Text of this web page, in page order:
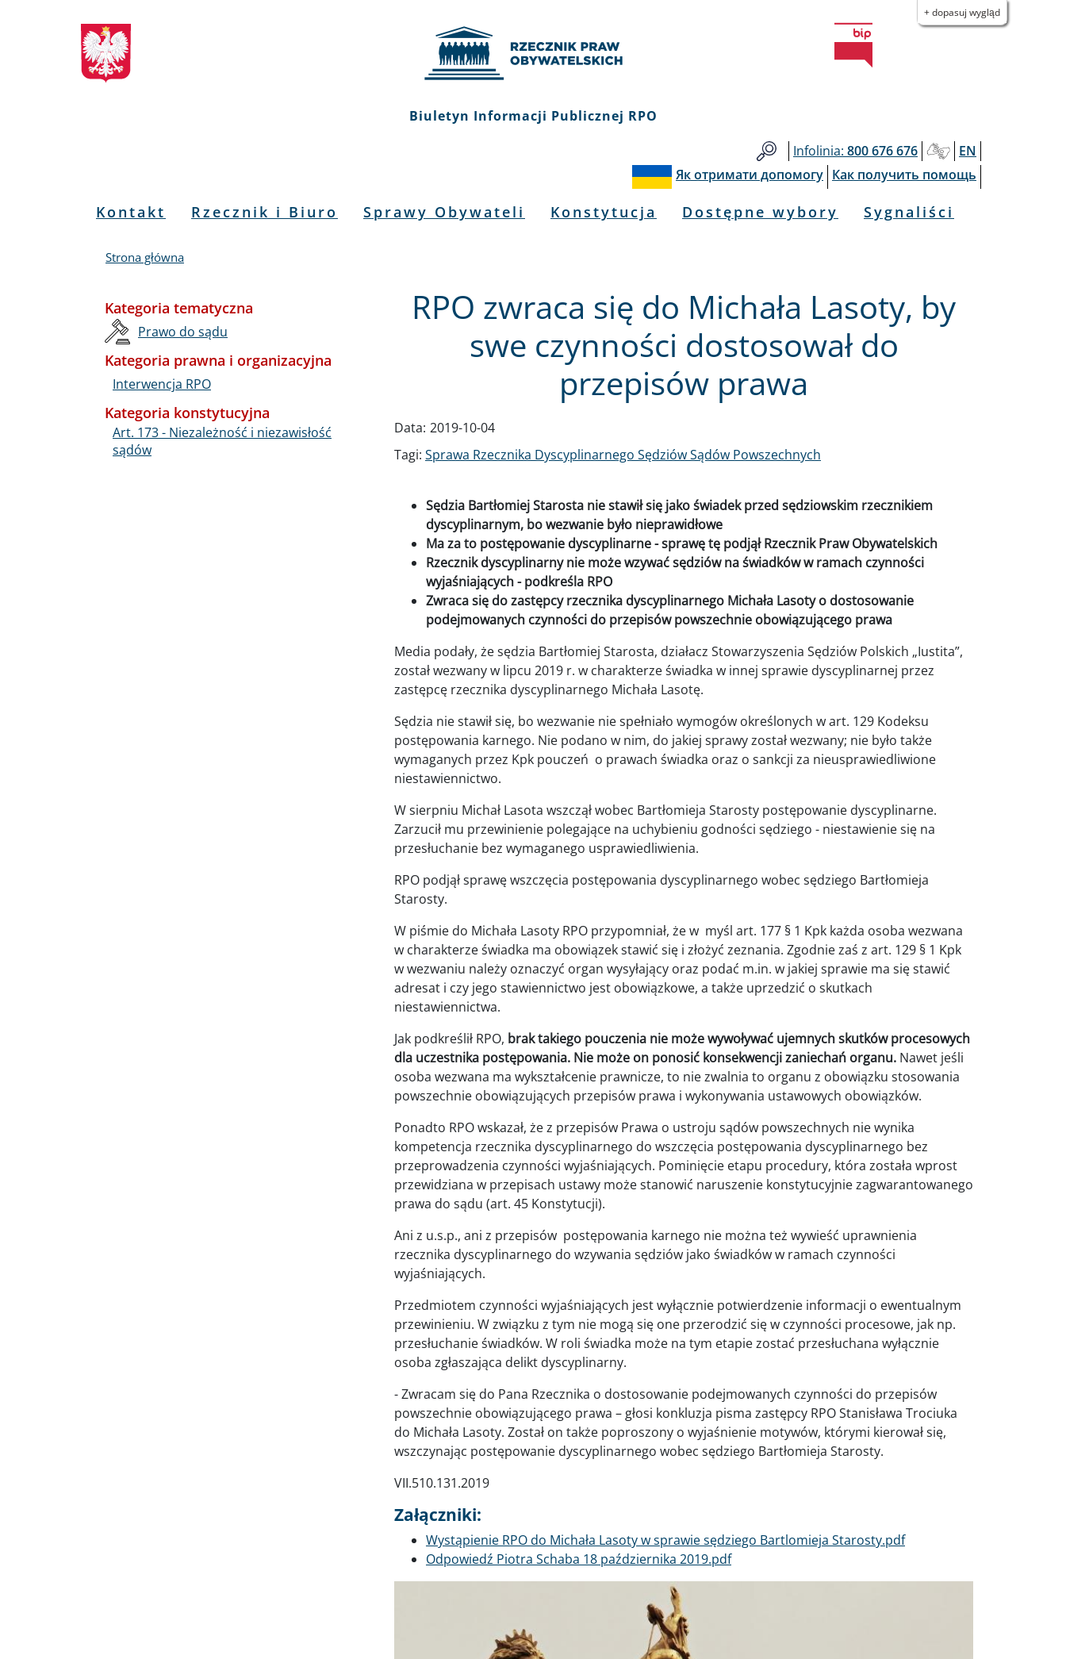
Biuletyn
Informacji
Publicznej
+ dopasuj wygląd
Biuletyn Informacji Publicznej RPO
Infolinia: 800 676 676
EN
Як отримати допомогу Как получить помощь
Menu
Kontakt Rzecznik i Biuro Sprawy Obywateli Konstytucja Dostępne wybory Sygnaliści
Strona główna
RPO zwraca się do Michała Lasoty, by
swe czynności dostosował do
przepisów prawa
Data: 2019-10-04
Tagi: Sprawa Rzecznika Dyscyplinarnego Sędziów Sądów Powszechnych
Sędzia Bartłomiej Starosta nie stawił się jako świadek przed sędziowskim rzecznikiem
dyscyplinarnym, bo wezwanie było nieprawidłowe
Ma za to postępowanie dyscyplinarne - sprawę tę podjął Rzecznik Praw Obywatelskich
Rzecznik dyscyplinarny nie może wzywać sędziów na świadków w ramach czynności
wyjaśniających - podkreśla RPO
Zwraca się do zastępcy rzecznika dyscyplinarnego Michała Lasoty o dostosowanie
podejmowanych czynności do przepisów powszechnie obowiązującego prawa
Media podały, że sędzia Bartłomiej Starosta, działacz Stowarzyszenia Sędziów Polskich „Iustita”,
został wezwany w lipcu 2019 r. w charakterze świadka w innej sprawie dyscyplinarnej przez
zastępcę rzecznika dyscyplinarnego Michała Lasotę.
Sędzia nie stawił się, bo wezwanie nie spełniało wymogów określonych w art. 129 Kodeksu
postępowania karnego. Nie podano w nim, do jakiej sprawy został wezwany; nie było także
wymaganych przez Kpk pouczeń o prawach świadka oraz o sankcji za nieusprawiedliwione
niestawiennictwo.
W sierpniu Michał Lasota wszczął wobec Bartłomieja Starosty postępowanie dyscyplinarne.
Zarzucił mu przewinienie polegające na uchybieniu godności sędziego - niestawienie się na
przesłuchanie bez wymaganego usprawiedliwienia.
RPO podjął sprawę wszczęcia postępowania dyscyplinarnego wobec sędziego Bartłomieja
Starosty.
W piśmie do Michała Lasoty RPO przypomniał, że w myśl art. 177 § 1 Kpk każda osoba wezwana
w charakterze świadka ma obowiązek stawić się i złożyć zeznania. Zgodnie zaś z art. 129 § 1 Kpk
w wezwaniu należy oznaczyć organ wysyłający oraz podać m.in. w jakiej sprawie ma się stawić
adresat i czy jego stawiennictwo jest obowiązkowe, a także uprzedzić o skutkach
niestawiennictwa.
Jak podkreślił RPO, brak takiego pouczenia nie może wywoływać ujemnych skutków procesowych
dla uczestnika postępowania. Nie może on ponosić konsekwencji zaniechań organu. Nawet jeśli
osoba wezwana ma wykształcenie prawnicze, to nie zwalnia to organu z obowiązku stosowania
powszechnie obowiązujących przepisów prawa i wykonywania ustawowych obowiązków.
Ponadto RPO wskazał, że z przepisów Prawa o ustroju sądów powszechnych nie wynika
kompetencja rzecznika dyscyplinarnego do wszczęcia postępowania dyscyplinarnego bez
przeprowadzenia czynności wyjaśniających. Pominięcie etapu procedury, która została wprost
przewidziana w przepisach ustawy może stanowić naruszenie konstytucyjnie zagwarantowanego
prawa do sądu (art. 45 Konstytucji).
Ani z u.s.p., ani z przepisów postępowania karnego nie można też wywieść uprawnienia
rzecznika dyscyplinarnego do wzywania sędziów jako świadków w ramach czynności
wyjaśniających.
Przedmiotem czynności wyjaśniających jest wyłącznie potwierdzenie informacji o ewentualnym
przewinieniu. W związku z tym nie mogą się one przerodzić się w czynności procesowe, jak np.
przesłuchanie świadków. W roli świadka może na tym etapie zostać przesłuchana wyłącznie
osoba zgłaszająca delikt dyscyplinarny.
- Zwracam się do Pana Rzecznika o dostosowanie podejmowanych czynności do przepisów
powszechnie obowiązującego prawa – głosi konkluzja pisma zastępcy RPO Stanisława Trociuka
do Michała Lasoty. Został on także poproszony o wyjaśnienie motywów, którymi kierował się,
wszczynając postępowanie dyscyplinarnego wobec sędziego Bartłomieja Starosty.
VII.510.131.2019
Załączniki:
Dokument
Wystąpienie RPO do Michała Lasoty w sprawie sędziego Bartlomieja Starosty.pdf
Dokument
Odpowiedź Piotra Schaba 18 października 2019.pdf
Kategoria tematyczna
Prawo do sądu
Kategoria prawna i organizacyjna
Interwencja RPO
Kategoria konstytucyjna
Art. 173 - Niezależność i niezawisłość
sądów